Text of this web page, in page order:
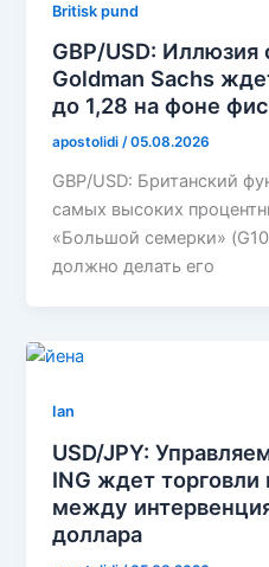
Britisk pund
GBP/USD:
Goldman Sachs
до 1,28 на фоне
apostolidi /05.08.2026
GBP/USD: Британский
самых высоких
«Большой семерки»
должно делать его
Ian
USD/JPY:
ING ждет торговли
между
доллара